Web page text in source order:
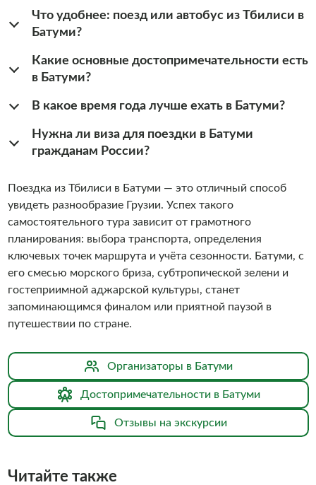
Что удобнее: поезд или автобус из Тбилиси в
Батуми?
Какие основные достопримечательности есть
в Батуми?
В какое время года лучше ехать в Батуми?
Нужна ли виза для поездки в Батуми
гражданам России?
Поездка из Тбилиси в Батуми — это отличный способ
увидеть разнообразие Грузии. Успех такого
самостоятельного тура зависит от грамотного
планирования: выбора транспорта, определения
ключевых точек маршрута и учёта сезонности. Батуми, с
его смесью морского бриза, субтропической зелени и
гостеприимной аджарской культуры, станет
запоминающимся финалом или приятной паузой в
путешествии по стране.
Организаторы в Батуми
Достопримечательности в Батуми
Отзывы на экскурсии
Читайте также